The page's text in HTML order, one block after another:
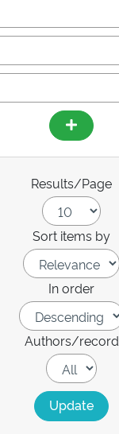
Results/Page
Sort items by
In order
Authors/record